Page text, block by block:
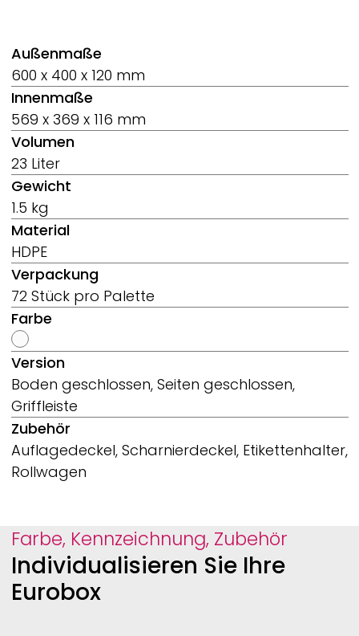
Außenmaße
600 x 400 x 120 mm
Innenmaße
569 x 369 x 116 mm
Volumen
23 Liter
Gewicht
1.5 kg
Material
HDPE
Verpackung
72 Stück pro Palette
Farbe
Version
Boden geschlossen, Seiten geschlossen,
Griffleiste
Zubehör
Auflagedeckel, Scharnierdeckel, Etikettenhalter,
Rollwagen
Farbe, Kennzeichnung, Zubehör
Individualisieren Sie Ihre
Eurobox